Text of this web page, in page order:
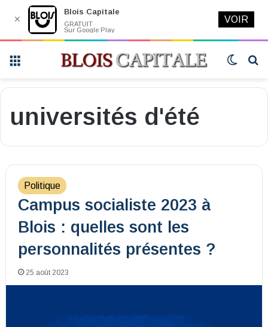
Switch
universités d'été
Politique
Campus socialiste 2023 à
Blois : quelles sont les
personnalités présentes ?
25 août 2023
✕
Blois Capitale
GRATUIT
Sur Google Play
VOIR